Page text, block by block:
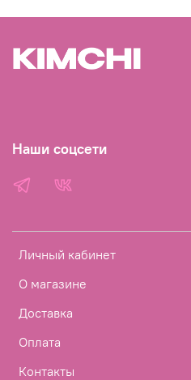
Личный кабинет
О магазине
Доставка
Оплата
Контакты
Наши соцсети